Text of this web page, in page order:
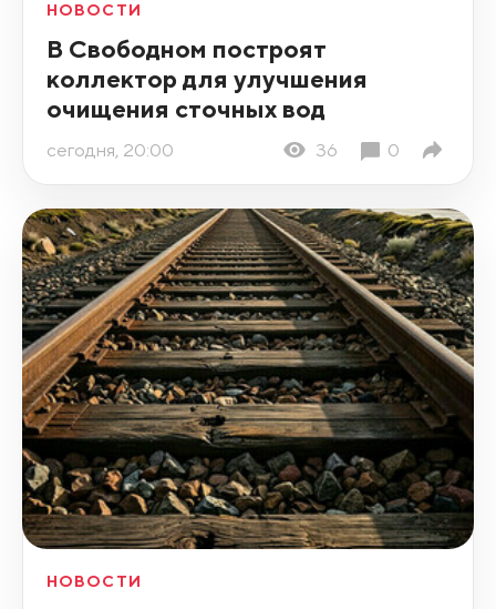
НОВОСТИ
В Свободном построят
коллектор для улучшения
очищения сточных вод
сегодня, 20:00 36 0
НОВОСТИ